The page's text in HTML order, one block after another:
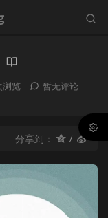
浏览
暂无评论
分享到：